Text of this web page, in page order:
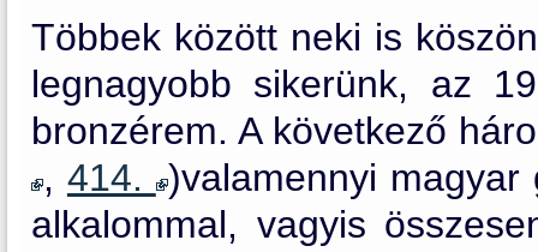
Többek között neki is
legnagyobb sikerünk, az
bronzérem. A következő
, 414.
)valamennyi
alkalommal, vagyis